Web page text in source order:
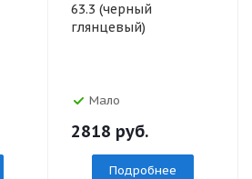
63.3 (черный
глянцевый)
Мало
2818 руб.
Подробнее